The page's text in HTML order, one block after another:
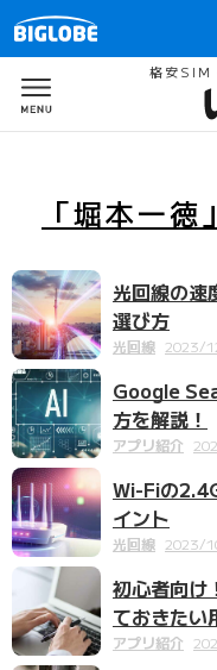
格安SIM
「堀本一徳」
光回線の速
選び方
光回線 2023/
Google
方を解説！
アプリ紹介
Wi-Fiの
イント
光回線 2023/
初心者向け
ておきたい
アプリ紹介